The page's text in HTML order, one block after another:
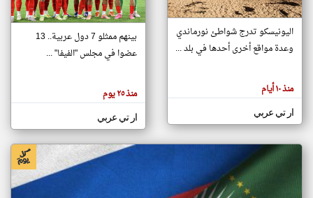
تغيير الدولة
اخبار جزر القمر على مدار الساعة
أهم اخبار جزر القمر العاجلة والمباشرة
هنا عن
وجهة
كاتبيها.
اليونيسكو تدرج شواطئ نورماندي
وعدة مواقع أخرى أحدها في بلد ...
منذ ١٠ أيام
ار تي عربي
بينهم ممثلو 7 دول عربية.. 13
عضوا في مجلس "الفيفا" ...
منذ ٢٥ يوم
ار تي عربي
klyoum.com